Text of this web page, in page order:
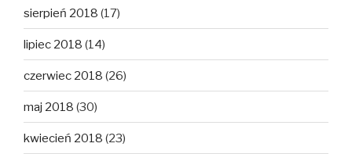
sierpień 2018 (17)
lipiec 2018 (14)
czerwiec 2018 (26)
maj 2018 (30)
kwiecień 2018 (23)